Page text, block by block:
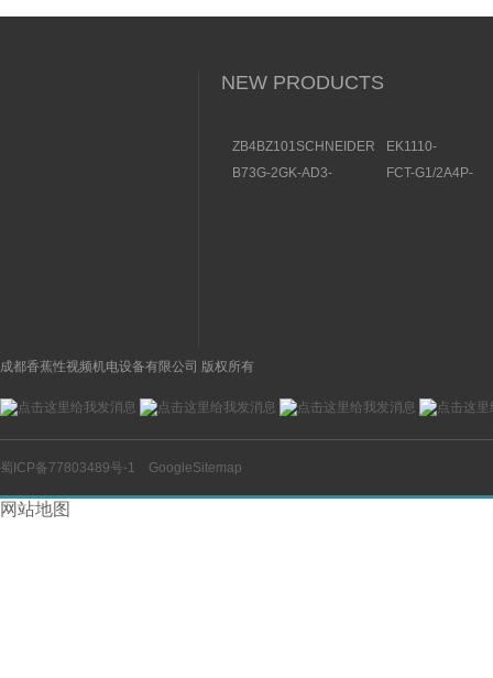
NEW PRODUCTS
ZB4BZ101SCHNEIDER
EK1110-
结构及用途
B73G-2GK-AD3-
FCT-G1/2A4P-
成都香蕉性视频机电设备有限公司 版权所有
蜀ICP备77803489号-1 GoogleSitemap
网站地图